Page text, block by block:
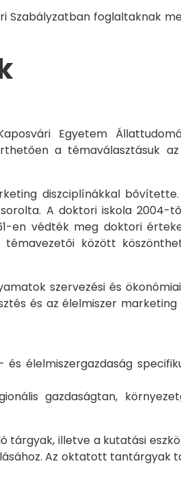
foglaltaknak
Egyetem
a témaválasztásuk
diszciplínákkal
A doktori iskola 2004-
en védték meg doktori
között
szervezési és
és az élelmiszer
élelmiszergazdaság
gazdaságtan,
illetve a kutatási
Az oktatott tantárgyak